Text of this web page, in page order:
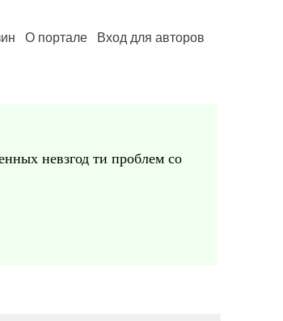
О портале Вход для авторов
невзгод ти проблем со